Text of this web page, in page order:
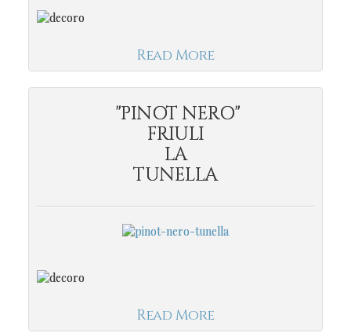
Read More
"PINOT NERO"
FRIULI
LA
TUNELLA
Read More